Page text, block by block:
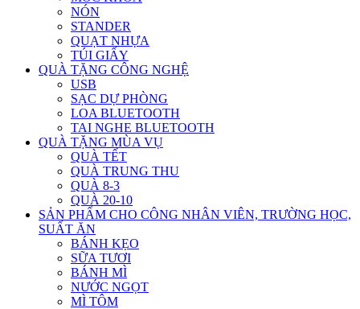
NÓN
STANDER
QUẠT NHỰA
TÚI GIẤY
QUÀ TẶNG CÔNG NGHỆ
USB
SẠC DỰ PHÒNG
LOA BLUETOOTH
TAI NGHE BLUETOOTH
QUÀ TẶNG MÙA VỤ
QUÀ TẾT
QUÀ TRUNG THU
QUÀ 8-3
QUÀ 20-10
SẢN PHẨM CHO CÔNG NHÂN VIÊN, TRƯỜNG HỌC,
SUẤT ĂN
BÁNH KẸO
SỮA TƯƠI
BÁNH MÌ
NƯỚC NGỌT
MÌ TÔM